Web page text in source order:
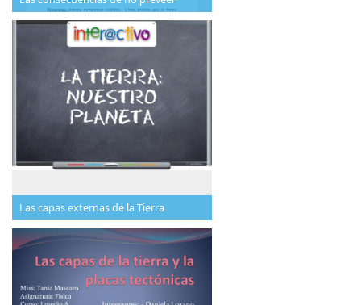
Las capas externas de la Tierra